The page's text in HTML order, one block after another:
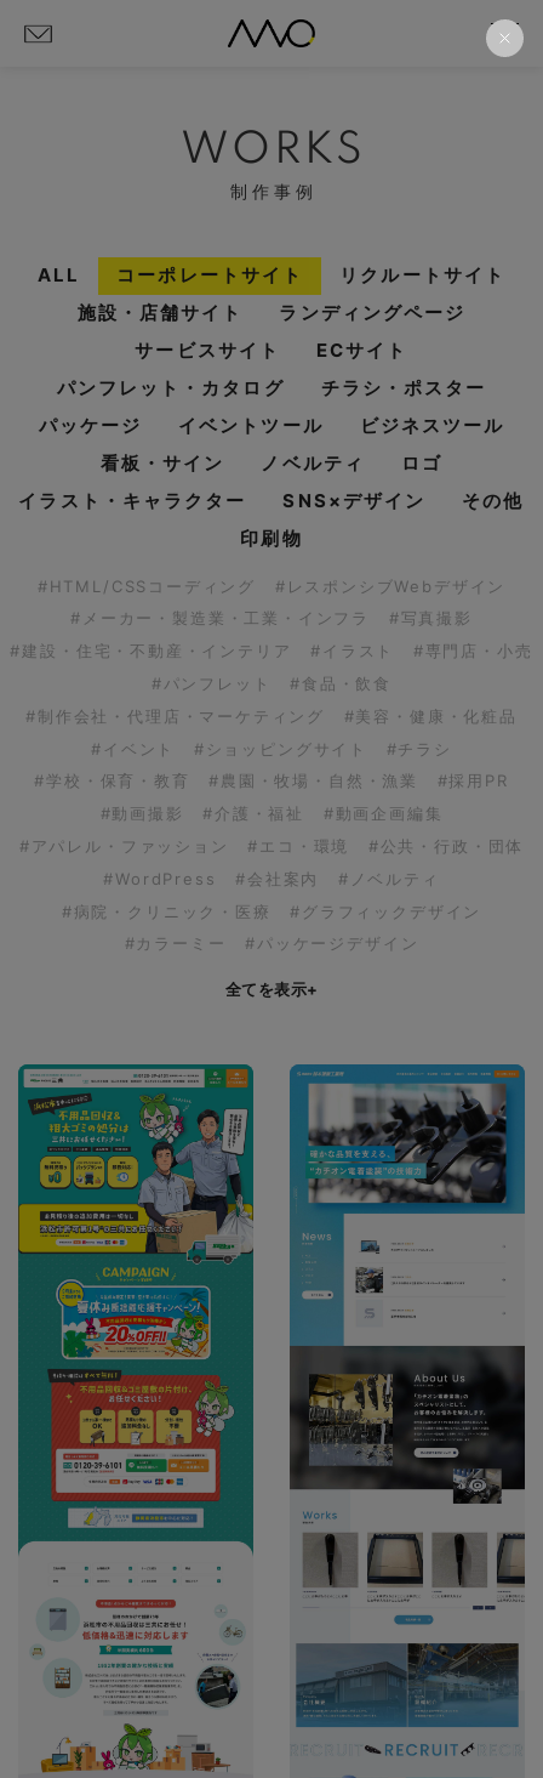
WORKS
制作事例
ALL コーポレートサイト
リクルートサイト
施設・店舗サイト
ランディングページ
サービスサイト
ECサイト
パンフレット・カタログ
チラシ・ポスター
パッケージ
イベントツール
ビジネスツール
看板・サイン
ノベルティ
ロゴ
イラスト・キャラクター
SNS×デザイン
その他
印刷物
#HTML/CSSコーディング
#レスポンシブWebデザイン
#メーカー・製造業・工業・インフラ
#写真撮影
#建設・住宅・不動産・インテリア
#イラスト
#専門店・小売
#パンフレット
#食品・飲食
#制作会社・代理店・マーケティング
#美容・健康・化粧品
#イベント
#ショッピングサイト
#チラシ
#学校・保育・教育
#農園・牧場・自然・漁業
#採用PR
#動画撮影
#介護・福祉
#動画企画編集
#アパレル・ファッション
#エコ・環境
#公共・行政・団体
#WordPress
#会社案内
#ノベルティ
#病院・クリニック・医療
#グラフィックデザイン
#カラーミー
#パッケージデザイン
全てを表示+